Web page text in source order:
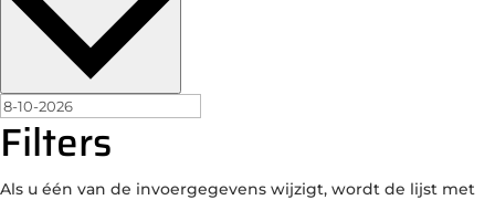
Filters
Als u één van de invoergegevens wijzigt, wordt de lijst met